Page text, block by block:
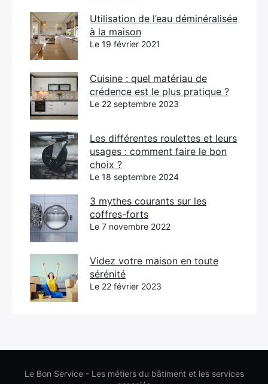
Utilisation de l’eau déminéralisée
à la maison
Le 19 février 2021
Cuisine : quel matériau de
crédence est le plus pratique ?
Le 22 septembre 2023
Les différentes roulettes et leurs
usages : comment faire le bon
choix ?
Le 18 septembre 2024
3 mythes courants sur les
coffres-forts
Le 7 novembre 2022
Videz votre maison en toute
sérénité
Le 22 février 2023
Le Bon Service - Les métiers du bâtiment et les services